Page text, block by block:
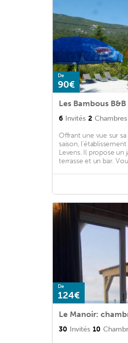
De
90€
Les Bambous B&B
6 Invités 2 Chambres
Offrant une vue sur
saison,
Levens. Il propose un
terrasse et un bar.
De
124€
30 Invités 10